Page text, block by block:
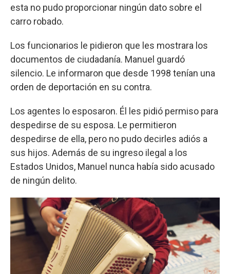
esta no pudo proporcionar ningún dato sobre el
carro robado.
Los funcionarios le pidieron que les mostrara los
documentos de ciudadanía. Manuel guardó
silencio. Le informaron que desde 1998 tenían una
orden de deportación en su contra.
Los agentes lo esposaron. Él les pidió permiso para
despedirse de su esposa. Le permitieron
despedirse de ella, pero no pudo decirles adiós a
sus hijos. Además de su ingreso ilegal a los
Estados Unidos, Manuel nunca había sido acusado
de ningún delito.